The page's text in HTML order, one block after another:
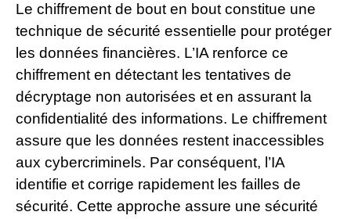
Le chiffrement de bout en bout constitue une
technique de sécurité essentielle pour protéger
les données financières. L’IA renforce ce
chiffrement en détectant les tentatives de
décryptage non autorisées et en assurant la
confidentialité des informations. Le chiffrement
assure que les données restent inaccessibles
aux cybercriminels. Par conséquent, l’IA
identifie et corrige rapidement les failles de
sécurité. Cette approche assure une sécurité